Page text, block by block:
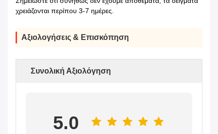
χρειάζονται περίπου 3-7 ημέρες.
Αξιολογήσεις & Επισκόπηση
Συνολική Αξιολόγηση
5.0